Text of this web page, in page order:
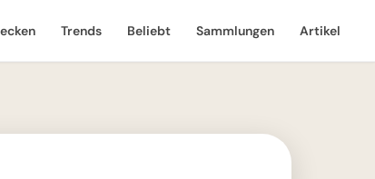
Trends Beliebt Sammlungen Artikel